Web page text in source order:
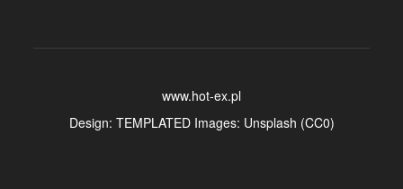
www.hot-ex.pl
Design: TEMPLATEDImages: Unsplash (CC0)